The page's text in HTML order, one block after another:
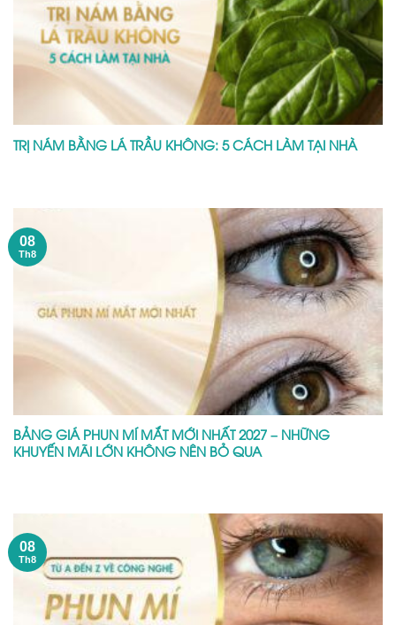
TRỊ NÁM BẰNG LÁ TRẦU KHÔNG: 5 CÁCH LÀM TẠI NHÀ
BẢNG GIÁ PHUN MÍ MẮT MỚI NHẤT 2027 – NHỮNG
KHUYẾN MÃI LỚN KHÔNG NÊN BỎ QUA
08
Th8
08
Th8